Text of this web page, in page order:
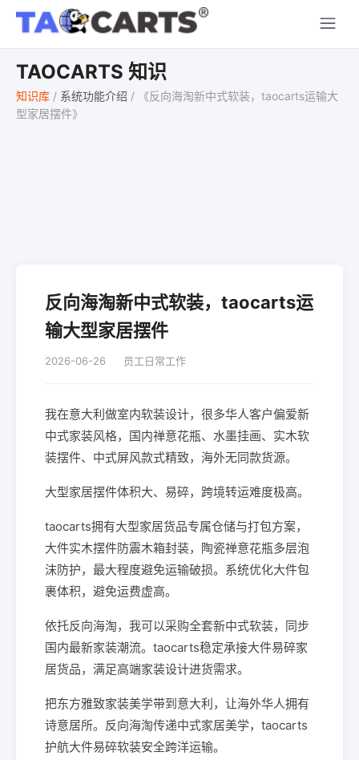
TAOCARTS 知识
知识库 / 系统功能介绍 /
《反向海淘新中式软装，taocarts运输大
型家居摆件》
反向海淘新中式软装，taocarts运
输大型家居摆件
2026-06-26 员工日常工作
我在意大利做室内软装设计，很多华人客户偏爱新
中式家装风格，国内禅意花瓶、水墨挂画、实木软
装摆件、中式屏风款式精致，海外无同款货源。
大型家居摆件体积大、易碎，跨境转运难度极高。
taocarts拥有大型家居货品专属仓储与打包方案，
大件实木摆件防震木箱封装，陶瓷禅意花瓶多层泡
沫防护，最大程度避免运输破损。系统优化大件包
裹体积，避免运费虚高。
依托反向海淘，我可以采购全套新中式软装，同步
国内最新家装潮流。taocarts稳定承接大件易碎家
居货品，满足高端家装设计进货需求。
把东方雅致家装美学带到意大利，让海外华人拥有
诗意居所。反向海淘传递中式家居美学，taocarts
护航大件易碎软装安全跨洋运输。